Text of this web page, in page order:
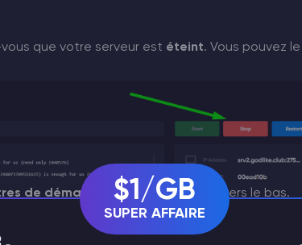
que votre serveur est éteint. Vous pouvez le
de démarrage) et faites défiler vers le bas.
passe pour accéder aux droits d'administration.
$1/GB
SUPER AFFAIRE